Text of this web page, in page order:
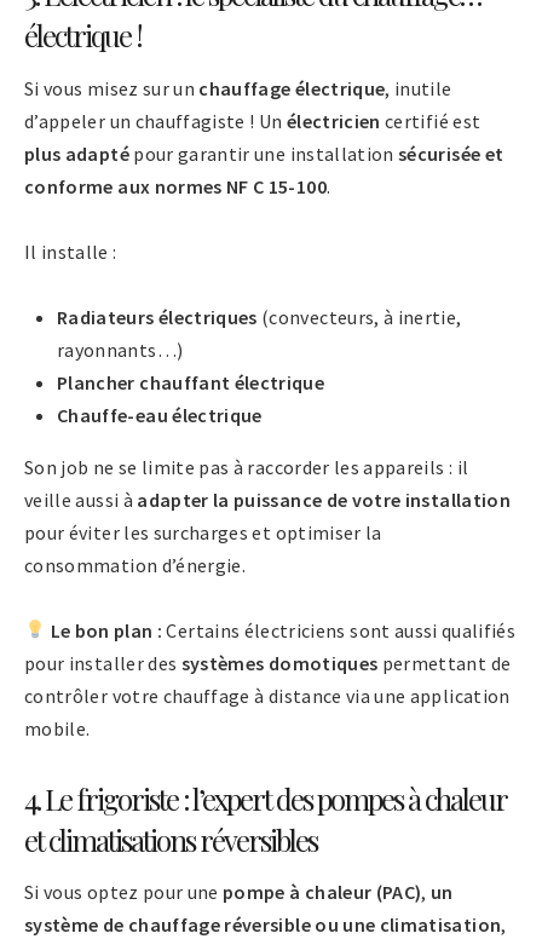
électrique !
Si vous misez sur un chauffage électrique, inutile
d’appeler un chauffagiste ! Un électricien certifié est
plus adaptépour garantir une installationsécurisée et
conforme aux normes NF C 15-100.
Il installe :
Radiateurs électriques (convecteurs, à inertie,
rayonnants…)
Plancher chauffant électrique
Chauffe-eau électrique
Son job ne se limite pas à raccorder les appareils : il
veille aussi à adapter la puissance de votre installation
pour éviter les surcharges et optimiser la
consommation d’énergie.
Le bon plan : Certains électriciens sont aussi qualifiés
pour installer des systèmes domotiques permettant de
contrôler votre chauffage à distance via une application
mobile.
4. Le frigoriste : l’expert des pompes à chaleur
et climatisations réversibles
Si vous optez pour une pompe à chaleur (PAC), un
système de chauffage réversible ou une climatisation,